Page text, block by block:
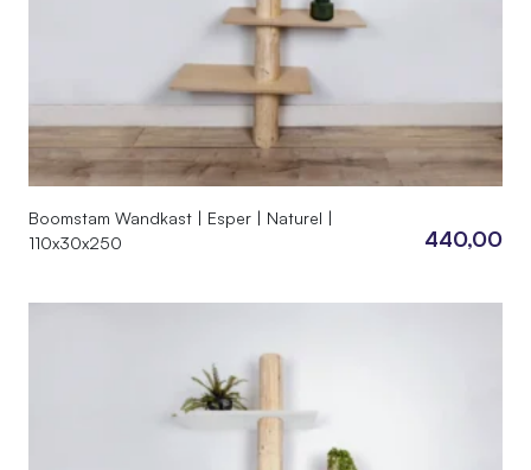
Boomstam Wandkast | Esper | Naturel |
110x30x250
440,00